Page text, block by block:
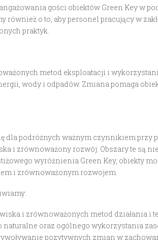
gości obiektów Green Key w
o to, aby personel pracujący w
praktyk.
metod eksploatacji i
wody i odpadów. Zmiana pomaga
dla podróżnych ważnym czynnikiem przy
i zrównoważony rozwój. Obszary te są
wyróżnienia Green Key, obiekty
i zrównoważonym rozwojem.
i zrównoważonych metod działania i
oraz ogólnego wykorzystania
pozytywnych zmian w